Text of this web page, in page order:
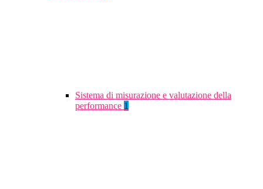
Sistema di misurazione e valutazione della
performance 1